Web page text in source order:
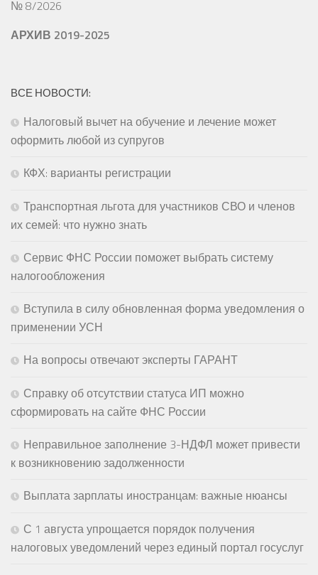
№ 8/2026
АРХИВ 2019-2025
ВСЕ НОВОСТИ:
Налоговый вычет на обучение и лечение может
оформить любой из супругов
КФХ: варианты регистрации
Транспортная льгота для участников СВО и членов
их семей: что нужно знать
Сервис ФНС России поможет выбрать систему
налогообложения
Вступила в силу обновленная форма уведомления о
применении УСН
На вопросы отвечают эксперты ГАРАНТ
Справку об отсутствии статуса ИП можно
сформировать на сайте ФНС России
Неправильное заполнение 3-НДФЛ может привести
к возникновению задолженности
Выплата зарплаты иностранцам: важные нюансы
С 1 августа упрощается порядок получения
налоговых уведомлений через единый портал госуслуг